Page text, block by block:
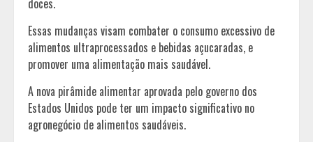
Essas mudanças visam combater o consumo excessivo de
alimentos ultraprocessados e bebidas açucaradas, e
promover uma alimentação mais saudável.
A nova pirâmide alimentar aprovada pelo governo dos
Estados Unidos pode ter um impacto significativo no
agronegócio de alimentos saudáveis.